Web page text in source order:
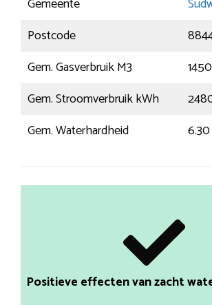
Postcode
Gem. Gasverbruik M3
Gem. Stroomverbruik kWh
Gem. Waterhardheid
Positieve effecten van zacht